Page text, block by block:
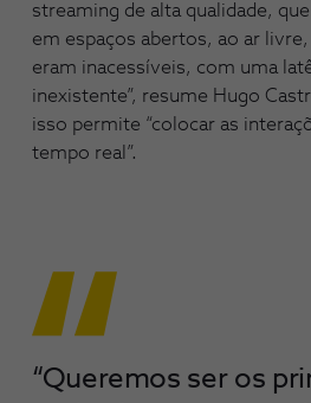
streaming de alta qualidade,
em espaços abertos, ao ar
eram inacessíveis, com uma
inexistente”, resume Hugo
isso permite “colocar as
tempo real”.
“Queremos ser os